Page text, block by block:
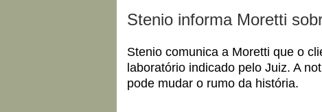
Stenio informa Moretti
Stenio comunica a Moretti que o
laboratório indicado pelo Juiz. A
pode mudar o rumo da história.